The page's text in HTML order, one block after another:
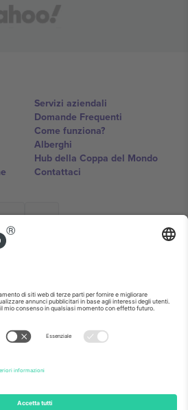
Servizi aziendali
Domande Frequenti
Come funziona?
Alberghi
Hub della Coppa del Mondo
Contattaci
e/o al dominio. Per i dettagli controlla la
l'impronta e i termini.,